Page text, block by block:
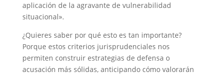
aplicación de la agravante de vulnerabilidad
situacional».
¿Quieres saber por qué esto es tan importante?
Porque estos criterios jurisprudenciales nos
permiten construir estrategias de defensa o
acusación más sólidas, anticipando cómo valorarán